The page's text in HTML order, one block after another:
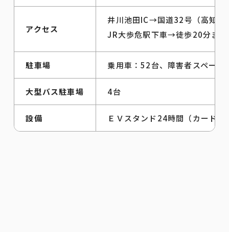
アクセス
井川池田IC→国道32号（高知
JR大歩危駅下車→徒歩20分ま
駐車場 乗用車：52台、障害者スペース
大型バス駐車場 4台
設備 ＥＶスタンド24時間（カード式